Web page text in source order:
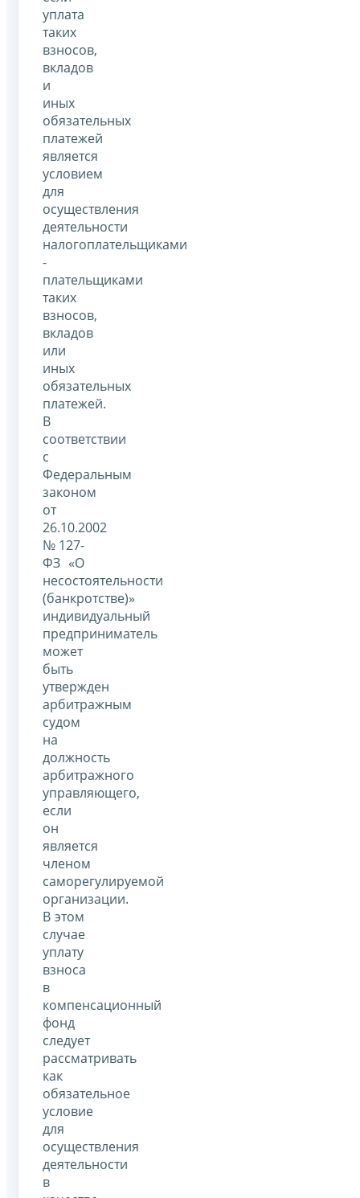
уплата
таких
взносов,
вкладов
и
иных
обязательных
платежей
является
условием
для
осуществления
деятельности
налогоплательщиками
-
плательщиками
таких
взносов,
вкладов
или
иных
обязательных
платежей.
В
соответствии
с
Федеральным
законом
от
26.10.2002
№ 127-
ФЗ «О
несостоятельности
(банкротстве)»
индивидуальный
предприниматель
может
быть
утвержден
арбитражным
судом
на
должность
арбитражного
управляющего,
если
он
является
членом
саморегулируемой
организации.
В этом
случае
уплату
взноса
в
компенсационный
фонд
следует
рассматривать
как
обязательное
условие
для
осуществления
деятельности
в